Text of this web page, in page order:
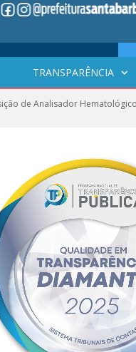
TRANSPARÊNCIA
de Analisador